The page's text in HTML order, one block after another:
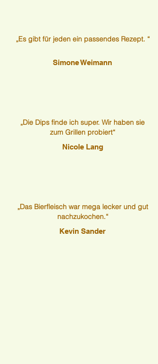
„Es gibt für jeden ein passendes Rezept. “
Simone Weimann
„Die Dips finde ich super. Wir haben sie
zum Grillen probiert“
Nicole Lang
„Das Bierfleisch war mega lecker und gut
nachzukochen.“
Kevin Sander